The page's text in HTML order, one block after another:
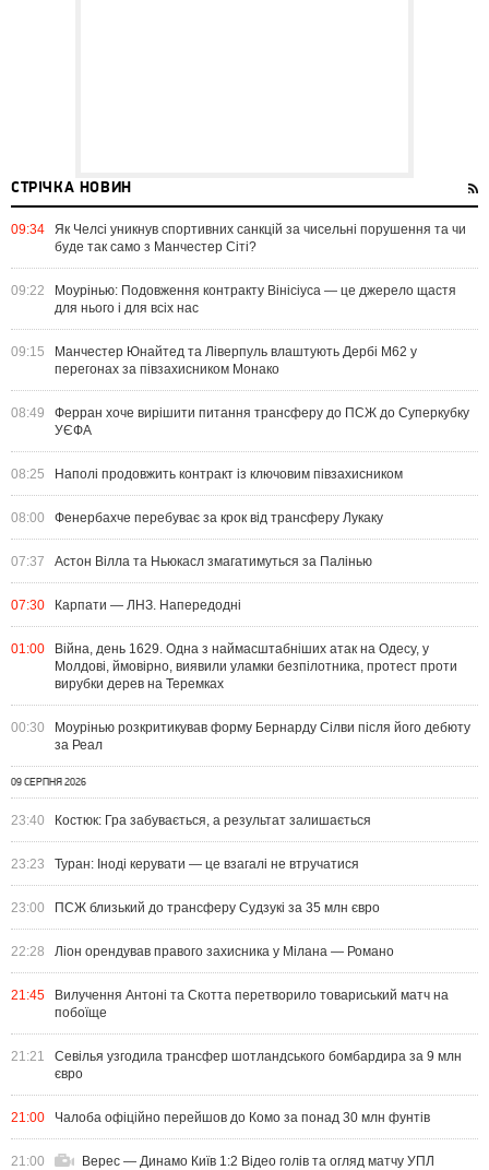
СТРІЧКА НОВИН
09:34
Як Челсі уникнув спортивних санкцій за чисельні порушення та чи
буде так само з Манчестер Сіті?
09:22
Моурінью: Подовження контракту Вінісіуса — це джерело щастя
для нього і для всіх нас
09:15
Манчестер Юнайтед та Ліверпуль влаштують Дербі M62 у
перегонах за півзахисником Монако
08:49
Ферран хоче вирішити питання трансферу до ПСЖ до Суперкубку
УЄФА
08:25 Наполі продовжить контракт із ключовим півзахисником
08:00 Фенербахче перебуває за крок від трансферу Лукаку
07:37 Астон Вілла та Ньюкасл змагатимуться за Палінью
07:30 Карпати — ЛНЗ. Напередодні
01:00
Війна, день 1629. Одна з наймасштабніших атак на Одесу, у
Молдові, ймовірно, виявили уламки безпілотника, протест проти
вирубки дерев на Теремках
00:30
Моурінью розкритикував форму Бернарду Сілви після його дебюту
за Реал
09 СЕРПНЯ 2026
23:40 Костюк: Гра забувається, а результат залишається
23:23 Туран: Іноді керувати — це взагалі не втручатися
23:00 ПСЖ близький до трансферу Судзукі за 35 млн євро
22:28 Ліон орендував правого захисника у Мілана — Романо
21:45
Вилучення Антоні та Скотта перетворило товариський матч на
побоїще
21:21
Севілья узгодила трансфер шотландського бомбардира за 9 млн
євро
21:00 Чалоба офіційно перейшов до Комо за понад 30 млн фунтів
21:00 Верес — Динамо Київ 1:2 Відео голів та огляд матчу УПЛ